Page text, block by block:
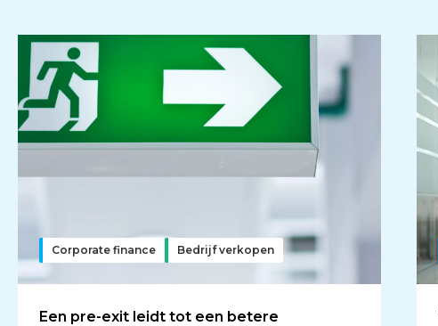
Corporate finance Bedrijf verkopen
Een pre-exit leidt tot een betere